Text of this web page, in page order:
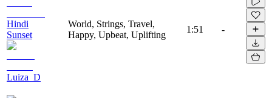
Hindi
Sunset
Luiza_D
World, Strings, Travel,
Happy, Upbeat, Uplifting
1:51 -